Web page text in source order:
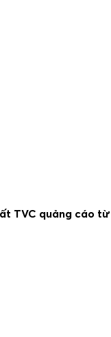
TVC quảng cáo